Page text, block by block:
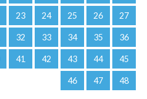
23 24 25 26 27
32 33 34 35 36
41 42 43 44 45
46 47 48